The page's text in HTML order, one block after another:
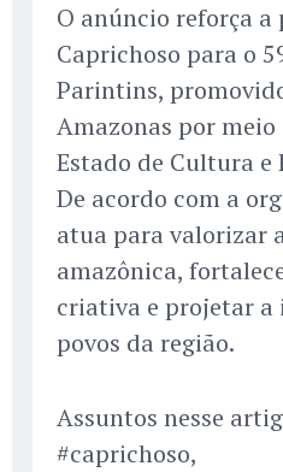
O anúncio reforça a
Caprichoso para o
Parintins,
Amazonas por
Estado de Cultura
De acordo com a
atua para valorizar
amazônica,
criativa e projetar a
povos da região.
Assuntos nesse
#caprichoso,